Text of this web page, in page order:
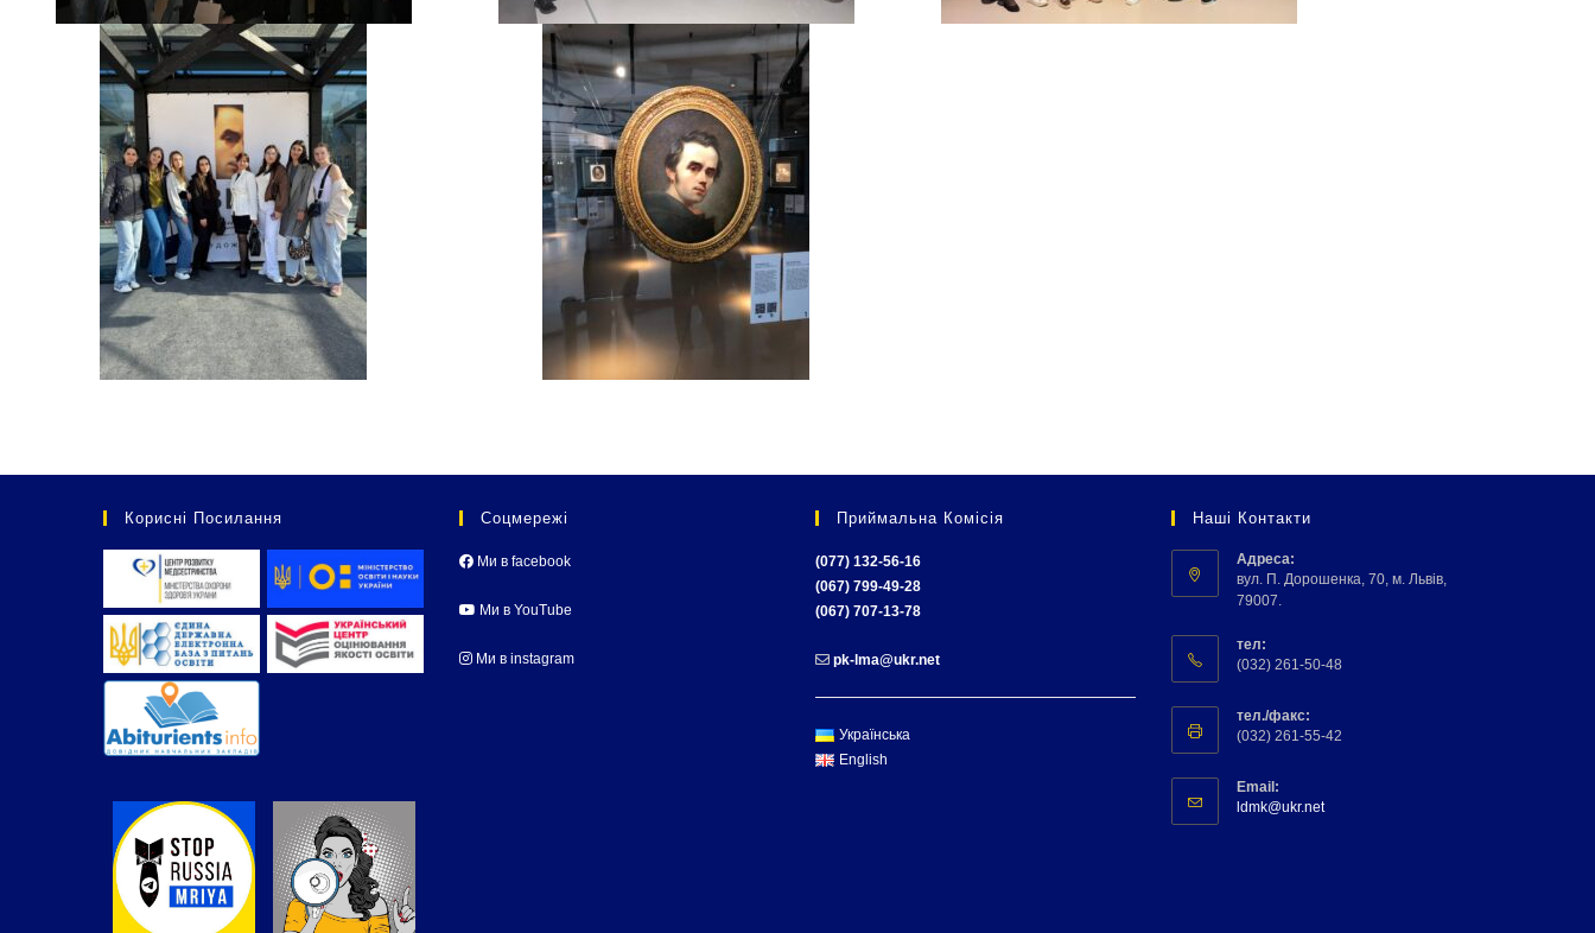
Корисні Посилання Соцмережі
Ми в facebook
Ми в YouTube
Ми в instagram
Приймальна Комісія
(077) 132-56-16
(067) 799-49-28
(067) 707-13-78
pk-lma@ukr.net
Українська
English
Наші Контакти
Адреса:
вул. П. Дорошенка, 70, м. Львів,
79007.
тел:
(032) 261-50-48
тел./факс:
(032) 261-55-42
Email:
ldmk@ukr.net